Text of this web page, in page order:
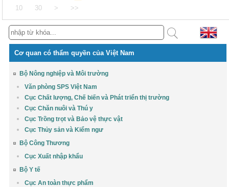
10 30 > >>
Cơ quan có thẩm quyền của Việt Nam
Bộ Nông nghiệp và Môi trường
Văn phòng SPS Việt Nam
Cục Chất lượng, Chế biến và Phát triển thị trường
Cục Chăn nuôi và Thú y
Cục Trồng trọt và Bảo vệ thực vật
Cục Thủy sản và Kiểm ngư
Bộ Công Thương
Cục Xuất nhập khẩu
Bộ Y tế
Cục An toàn thực phẩm